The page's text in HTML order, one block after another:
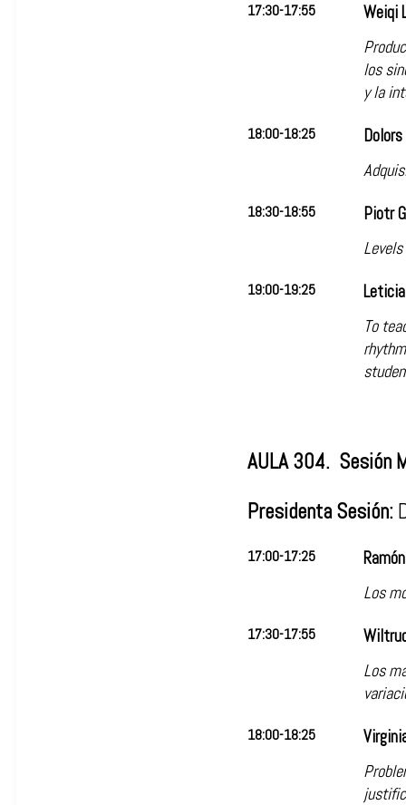
17:30-17:55
Weiqi
los
y la
18:00-18:25
18:30-18:55
Piotr
19:00-19:25
To
AULA 304. Sesión
Presidenta Sesión:
17:00-17:25
Los
17:30-17:55
Los
18:00-18:25